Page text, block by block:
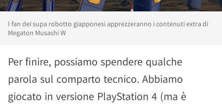
I fan dei supa robotto giapponesi apprezzeranno i contenuti extra di
Megaton Musashi W
Per finire, possiamo spendere qualche
parola sul comparto tecnico. Abbiamo
giocato in versione PlayStation 4 (ma è